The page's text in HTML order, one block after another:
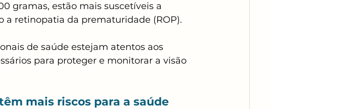
gramas, estão mais suscetíveis a
a retinopatia da prematuridade (ROP).
de saúde estejam atentos aos
para proteger e monitorar a visão
mais riscos para a saúde